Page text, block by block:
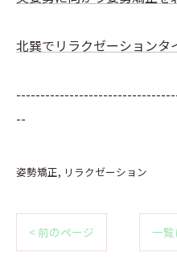
北巽でリラクゼーションタ
--
姿勢矯正 リラクゼーション
< 前のページ 一覧